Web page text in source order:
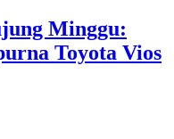
Minggu:
Toyota Vios